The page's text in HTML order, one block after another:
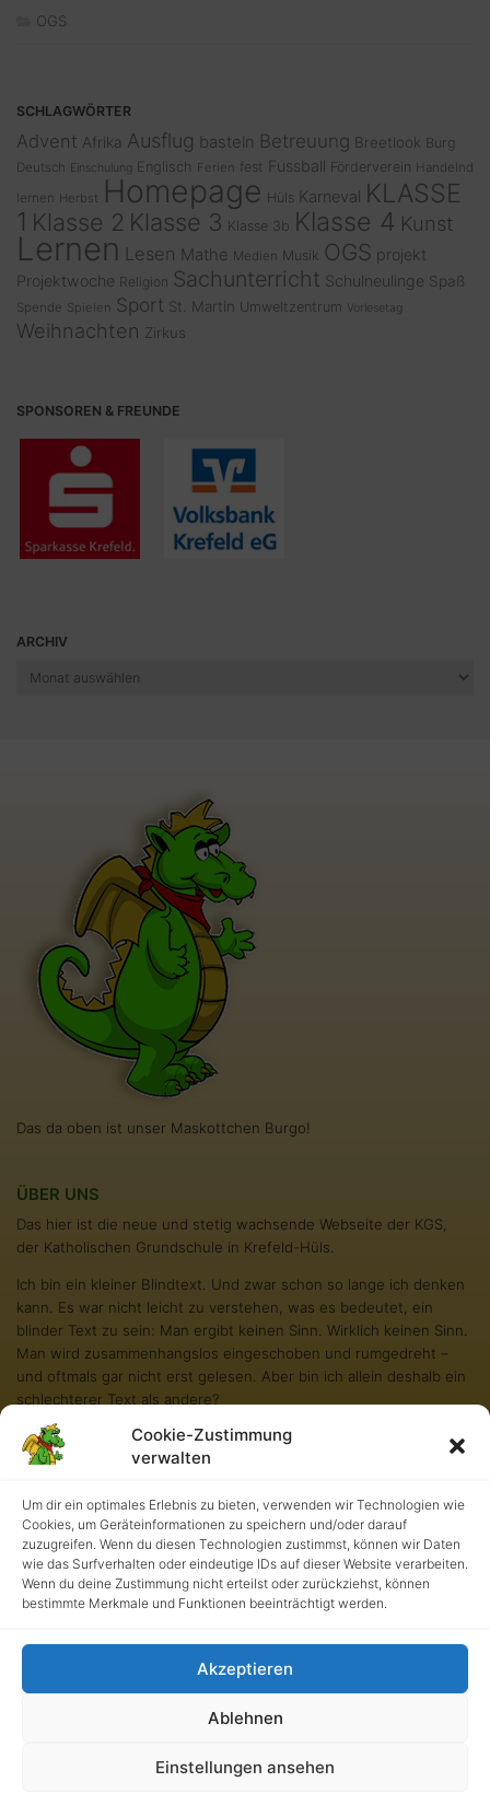
Cookie-Zustimmung
verwalten
Um dir ein optimales Erlebnis zu bieten, verwenden wir Technologien wie
Cookies, um Geräteinformationen zu speichern und/oder darauf
zuzugreifen. Wenn du diesen Technologien zustimmst, können wir Daten
wie das Surfverhalten oder eindeutige IDs auf dieser Website verarbeiten.
Wenn du deine Zustimmung nicht erteilst oder zurückziehst, können
bestimmte Merkmale und Funktionen beeinträchtigt werden.
Akzeptieren
Ablehnen
Einstellungen ansehen
OGS
SCHLAGWÖRTER
Advent Afrika Ausflug basteln Betreuung Breetlook Burg
Deutsch Einschulung Englisch Ferien fest Fussball Förderverein Handelnd
lernen Herbst Homepage Hüls Karneval KLASSE
1 Klasse 2 Klasse 3 Klasse 3b Klasse 4 Kunst
Lernen Lesen Mathe Medien Musik OGS projekt
Projektwoche Religion Sachunterricht Schulneulinge Spaß
Spende Spielen Sport St. Martin Umweltzentrum Vorlesetag
Weihnachten Zirkus
SPONSOREN & FREUNDE
ARCHIV
Archiv
Das da oben ist unser Maskottchen Burgo!
ÜBER UNS
Das hier ist die neue und stetig wachsende Webseite der KGS,
der Katholischen Grundschule in Krefeld-Hüls.
Ich bin ein kleiner Blindtext. Und zwar schon so lange ich denken
kann. Es war nicht leicht zu verstehen, was es bedeutet, ein
blinder Text zu sein: Man ergibt keinen Sinn. Wirklich keinen Sinn.
Man wird zusammenhangslos eingeschoben und rumgedreht –
und oftmals gar nicht erst gelesen. Aber bin ich allein deshalb ein
schlechterer Text als andere?
Na gut, ich werde nie in den Bestsellerlisten stehen. Aber andere
Texte schaffen das auch nicht. Und darum stört es mich nicht
lesen, so habe ich als kleiner Blindtext etwas geschafft, wovon all
die richtigen und wichtigen Texte meist nur träumen.
Kath. Grundschule an der Burg • UrhG 2026. Alle Rechte
vorbehalten.